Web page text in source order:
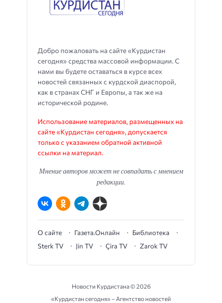
Добро пожаловать на сайте «Курдистан
сегодня» средства массовой информации. С
нами вы будете оставаться в курсе всех
новостей связанных с курдской диаспорой,
как в странах СНГ и Европы, а так же на
исторической родине.
Использование материалов, размещенных на
сайте «Курдистан сегодня», допускается
только с указанием обратной активной
ссылки на материал.
Мнение авторов может не совпадать с мнением
редакции.
О сайте Газета.Онлайн
Библиотека
Sterk TV
Jin TV Çira TV Zarok TV
Новости Курдистана ©2026
«Курдистан сегодня» – Агентство новостей